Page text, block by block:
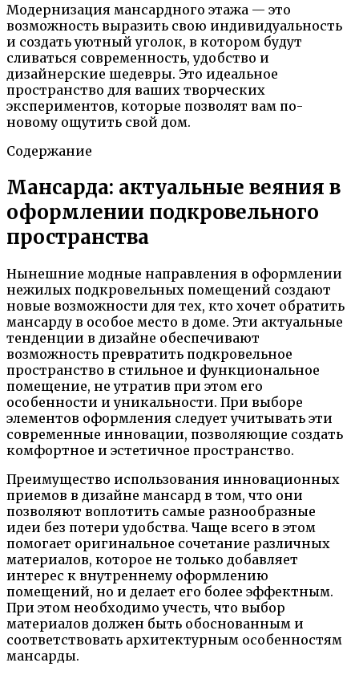
Модернизация мансардного этажа — это
возможность выразить свою индивидуальность
и создать уютный уголок, в котором будут
сливаться современность, удобство и
дизайнерские шедевры. Это идеальное
пространство для ваших творческих
экспериментов, которые позволят вам по-
новому ощутить свой дом.
Содержание
Мансарда: актуальные веяния в
оформлении подкровельного
пространства
Нынешние модные направления в оформлении
нежилых подкровельных помещений создают
новые возможности для тех, кто хочет обратить
мансарду в особое место в доме. Эти актуальные
тенденции в дизайне обеспечивают
возможность превратить подкровельное
пространство в стильное и функциональное
помещение, не утратив при этом его
особенности и уникальности. При выборе
элементов оформления следует учитывать эти
современные инновации, позволяющие создать
комфортное и эстетичное пространство.
Преимущество использования инновационных
приемов в дизайне мансард в том, что они
позволяют воплотить самые разнообразные
идеи без потери удобства. Чаще всего в этом
помогает оригинальное сочетание различных
материалов, которое не только добавляет
интерес к внутреннему оформлению
помещений, но и делает его более эффектным.
При этом необходимо учесть, что выбор
материалов должен быть обоснованным и
соответствовать архитектурным особенностям
мансарды.